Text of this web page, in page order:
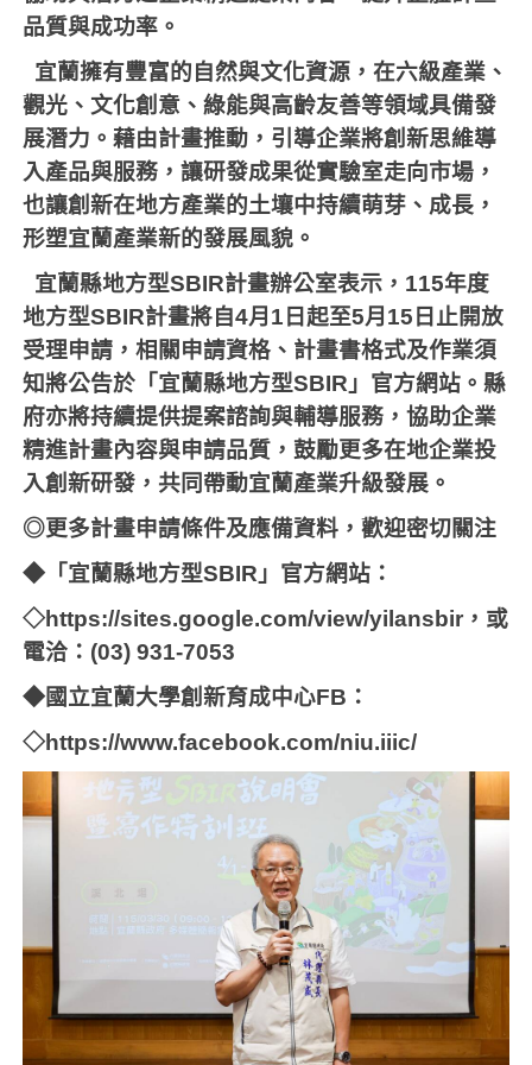
品質與成功率。
宜蘭擁有豐富的自然與文化資源，在六級產業、
觀光、文化創意、綠能與高齡友善等領域具備發
展潛力。藉由計畫推動，引導企業將創新思維導
入產品與服務，讓研發成果從實驗室走向市場，
也讓創新在地方產業的土壤中持續萌芽、成長，
形塑宜蘭產業新的發展風貌。
宜蘭縣地方型SBIR計畫辦公室表示， 115年度
地方型SBIR計畫將自4月 1 日起至5月 15 日止開放
受理申請，相關申請資格、計畫書格式及作業須
知將公告於「宜蘭縣地方型SBIR 」官方網站。縣
府亦將持續提供提案諮詢與輔導服務，協助企業
精進計畫內容與申請品質，鼓勵更多在地企業投
入創新研發，共同帶動宜蘭產業升級發展。
◎更多計畫申請條件及應備資料，歡迎密切關注
◆「宜蘭縣地方型SBIR 」官方網站：
◇https://sites.google.com/view/yilansbir ，或
電洽： (03) 931-7053
◆國立宜蘭大學創新育成中心FB ：
◇https://www.facebook.com/niu.iiic/